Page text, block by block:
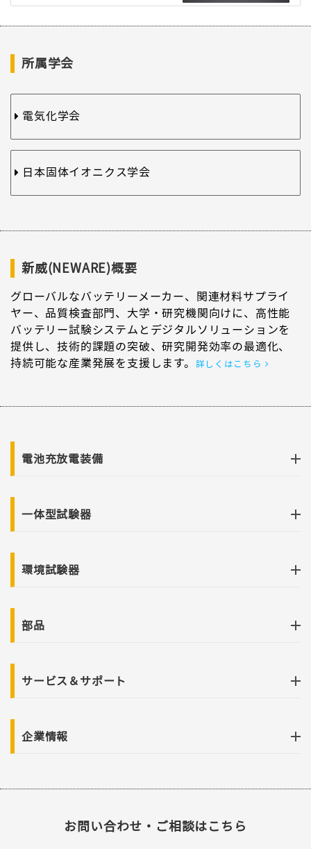
所属学会
電気化学会
日本固体イオニクス学会
新威(NEWARE)概要
グローバルなバッテリーメーカー、関連材料サプライ
ヤー、品質検査部門、大学・研究機関向けに、高性能
バッテリー試験システムとデジタルソリューションを
提供し、技術的課題の突破、研究開発効率の最適化、
持続可能な産業発展を支援します。
詳しくはこちら
電池充放電装備
一体型試験器
環境試験器
部品
サービス＆サポート
企業情報
お問い合わせ・ご相談はこちら